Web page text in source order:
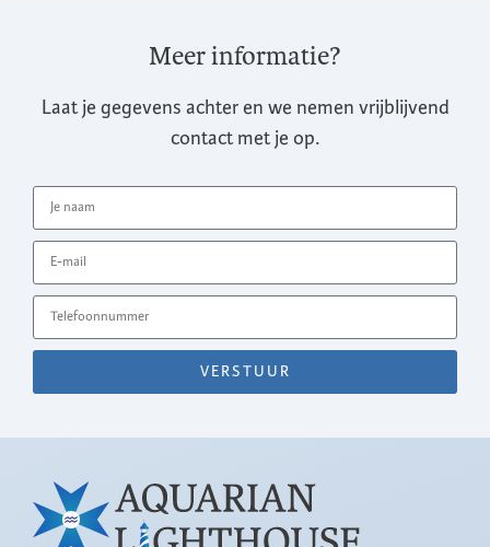
Meer informatie?
Laat je gegevens achter en we nemen vrijblijvend
contact met je op.
VERSTUUR